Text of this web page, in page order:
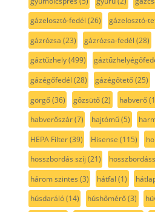
gázelosztó-fedél (26) gázelosztó-
gázrózsa (23) gázrózsa-fedél (28)
gáztűzhely(499)
gázégőfedél (28) gázégőtető(25)
görgő(36) gőzsütő(2) habverő
habverőszár(7) hajtómű(5)
HEPA Filter(39) Hisense (115)
hosszbordás szíj (21)
három szintes (3) hátfal (1)
húsdaráló(14) húshőmérő(3)